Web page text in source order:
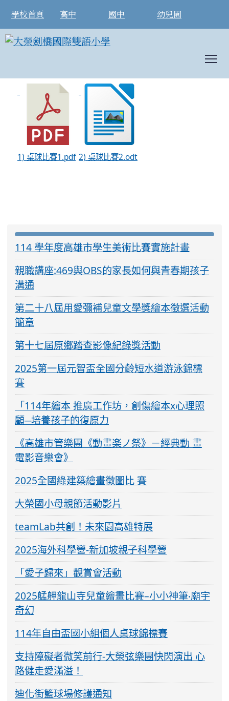
學校首頁 高中 國中 幼兒園
114自由盃國小組團體桌球錦標賽
1) 桌球比賽1.pdf 2) 桌球比賽2.odt
114 學年度高雄市學生美術比賽實施計畫
親職講座:469與OBS的家長如何與青春期孩子
溝通
第二十八屆用愛彌補兒童文學獎繪本徵選活動
簡章
第十七屆原鄉踏查影像紀錄獎活動
2025第一屆元智盃全國分齡短水道游泳錦標
賽
「114年繪本 推廣工作坊，創傷繪本x心理照
顧─培養孩子的復原力
《高雄市管樂團《動畫楽ノ祭》－經典動 畫
電影音樂會》
2025全國綠建築繪畫徵圖比 賽
大榮國小母親節活動影片
teamLab共創！未來園高雄特展
2025海外科學營-新加坡親子科學營
「愛子歸來」觀賞會活動
2025艋舺龍山寺兒童繪畫比賽–小小神筆‧廟宇
奇幻
114年自由盃國小組個人桌球錦標賽
支持障礙者微笑前行-大榮弦樂團快閃演出 心
路健走愛滿溢！
迪化街籃球場修護通知